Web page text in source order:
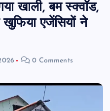
खाली, बम स्क्वॉड,
एजेंसियों ने
0 Comments